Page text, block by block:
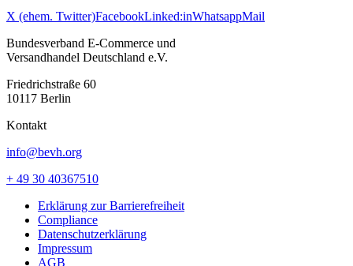
X (ehem. Twitter)FacebookLinked:inWhatsappMail
Bundesverband E-Commerce und
Versandhandel Deutschland e.V.
Friedrichstraße 60
10117 Berlin
Kontakt
info@bevh.org
+ 49 30 40367510
Erklärung zur Barrierefreiheit
Compliance
Datenschutzerklärung
Impressum
AGB